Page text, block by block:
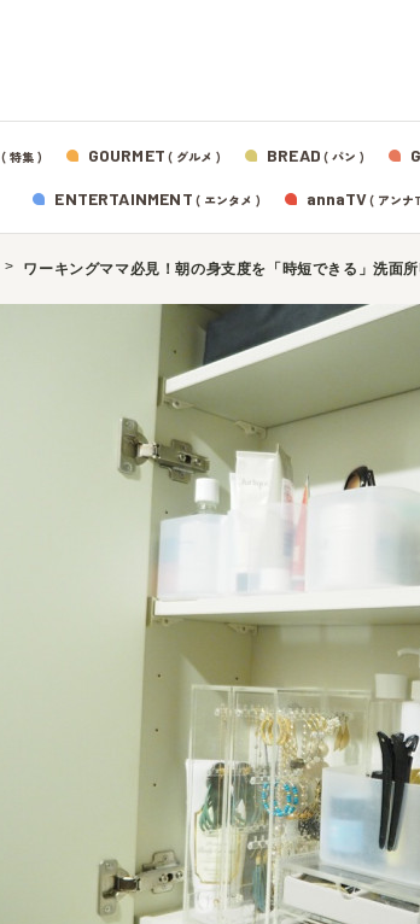
( 特集 ) GOURMET ( グルメ ) BREAD ( パン )
ENTERTAINMENT ( エンタメ ) annaTV( アンナ
ワーキングママ必見！朝の身支度を「時短できる」洗面